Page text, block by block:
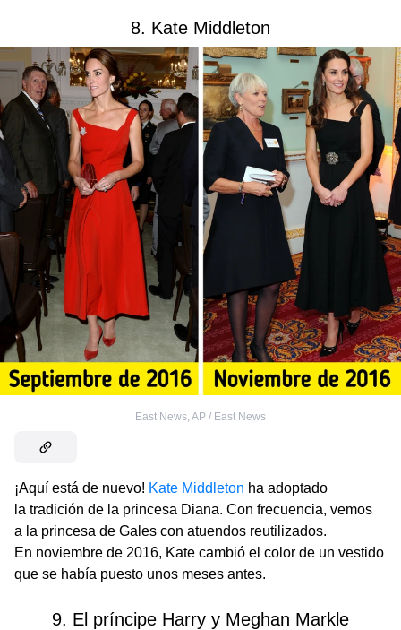
8. Kate Middleton
East News, AP / East News
¡Aquí está de nuevo! Kate Middleton ha adoptado
la tradición de la princesa Diana. Con frecuencia, vemos
a la princesa de Gales con atuendos reutilizados.
En noviembre de 2016, Kate cambió el color de un vestido
que se había puesto unos meses antes.
9. El príncipe Harry y Meghan Markle